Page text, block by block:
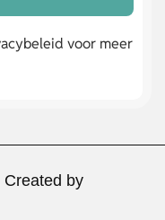
voor meer
Created by